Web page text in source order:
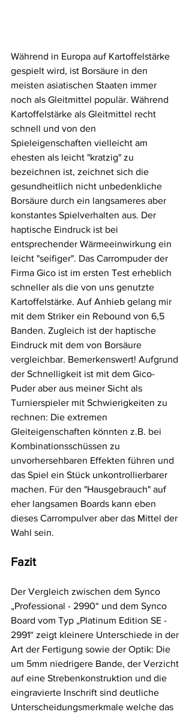
Während in Europa auf Kartoffelstärke
gespielt wird, ist Borsäure in den
meisten asiatischen Staaten immer
noch als Gleitmittel populär. Während
Kartoffelstärke als Gleitmittel recht
schnell und von den
Spieleigenschaften vielleicht am
ehesten als leicht "kratzig" zu
bezeichnen ist, zeichnet sich die
gesundheitlich nicht unbedenkliche
Borsäure durch ein langsameres aber
konstantes Spielverhalten aus. Der
haptische Eindruck ist bei
entsprechender Wärmeeinwirkung ein
leicht "seifiger". Das Carrompuder der
Firma Gico ist im ersten Test erheblich
schneller als die von uns genutzte
Kartoffelstärke. Auf Anhieb gelang mir
mit dem Striker ein Rebound von 6,5
Banden. Zugleich ist der haptische
Eindruck mit dem von Borsäure
vergleichbar. Bemerkenswert! Aufgrund
der Schnelligkeit ist mit dem Gico-
Puder aber aus meiner Sicht als
Turnierspieler mit Schwierigkeiten zu
rechnen: Die extremen
Gleiteigenschaften könnten z.B. bei
Kombinationsschüssen zu
unvorhersehbaren Effekten führen und
das Spiel ein Stück unkontrollierbarer
machen. Für den "Hausgebrauch" auf
eher langsamen Boards kann eben
dieses Carrompulver aber das Mittel der
Wahl sein.
Fazit
Der Vergleich zwischen dem Synco
„Professional - 2990“ und dem Synco
Board vom Typ „Platinum Edition SE -
2991“ zeigt kleinere Unterschiede in der
Art der Fertigung sowie der Optik: Die
um 5mm niedrigere Bande, der Verzicht
auf eine Strebenkonstruktion und die
eingravierte Inschrift sind deutliche
Unterscheidungsmerkmale welche das